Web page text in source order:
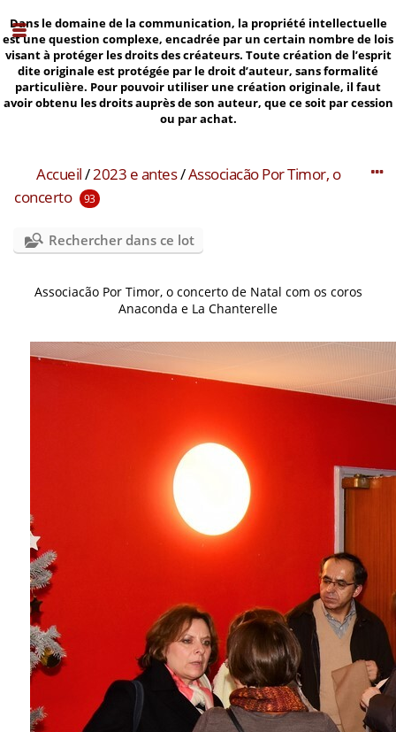
Dans le domaine de la communication, la propriété intellectuelle
est une question complexe, encadrée par un certain nombre de lois
visant à protéger les droits des créateurs. Toute création de l’esprit
dite originale est protégée par le droit d’auteur, sans formalité
particulière. Pour pouvoir utiliser une création originale, il faut
avoir obtenu les droits auprès de son auteur, que ce soit par cession
ou par achat.
Accueil/2023 e antes/Associacão Por Timor, o
concerto
93
Rechercher dans ce lot
Associacão Por Timor, o concerto de Natal com os coros
Anaconda e La Chanterelle